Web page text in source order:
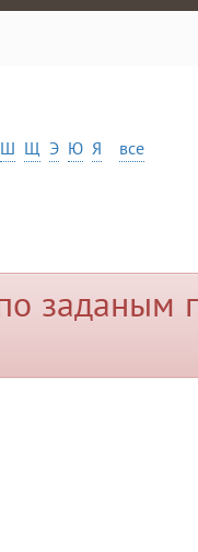
Ш Щ Э Ю Я все
заданым